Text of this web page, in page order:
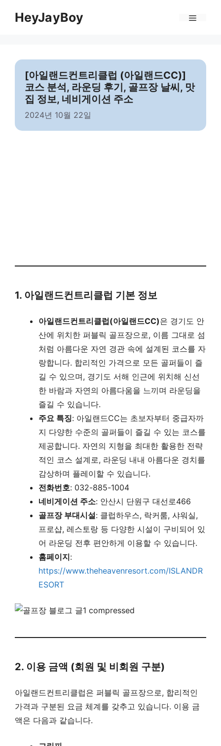
HeyJayBoy
[아일랜드컨트리클럽 (아일랜드CC)]
코스 분석, 라운딩 후기, 골프장 날씨, 맛
집 정보, 네비게이션 주소
2024년 10월 22일
1. 아일랜드컨트리클럽 기본 정보
아일랜드컨트리클럽(아일랜드CC)은 경기도 안
산에 위치한 퍼블릭 골프장으로, 이름 그대로 섬
처럼 아름다운 자연 경관 속에 설계된 코스를 자
랑합니다. 합리적인 가격으로 모든 골퍼들이 즐
길 수 있으며, 경기도 서해 인근에 위치해 신선
한 바람과 자연의 아름다움을 느끼며 라운딩을
즐길 수 있습니다.
주요 특징: 아일랜드CC는 초보자부터 중급자까
지 다양한 수준의 골퍼들이 즐길 수 있는 코스를
제공합니다. 자연의 지형을 최대한 활용한 전략
적인 코스 설계로, 라운딩 내내 아름다운 경치를
감상하며 플레이할 수 있습니다.
전화번호: 032-885-1004
네비게이션 주소: 안산시 단원구 대선로466
골프장 부대시설: 클럽하우스, 락커룸, 샤워실,
프로샵, 레스토랑 등 다양한 시설이 구비되어 있
어 라운딩 전후 편안하게 이용할 수 있습니다.
홈페이지:
https://www.theheavenresort.com/ISLANDR
ESORT
2. 이용 금액 (회원 및 비회원 구분)
아일랜드컨트리클럽은 퍼블릭 골프장으로, 합리적인
가격과 구분된 요금 체계를 갖추고 있습니다. 이용 금
액은 다음과 같습니다.